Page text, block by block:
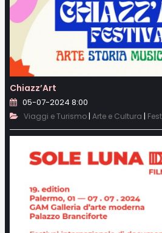
Chiazz’Art
05-07-2024 8:00
Viaggi e Turismo| Arte e Cultura |